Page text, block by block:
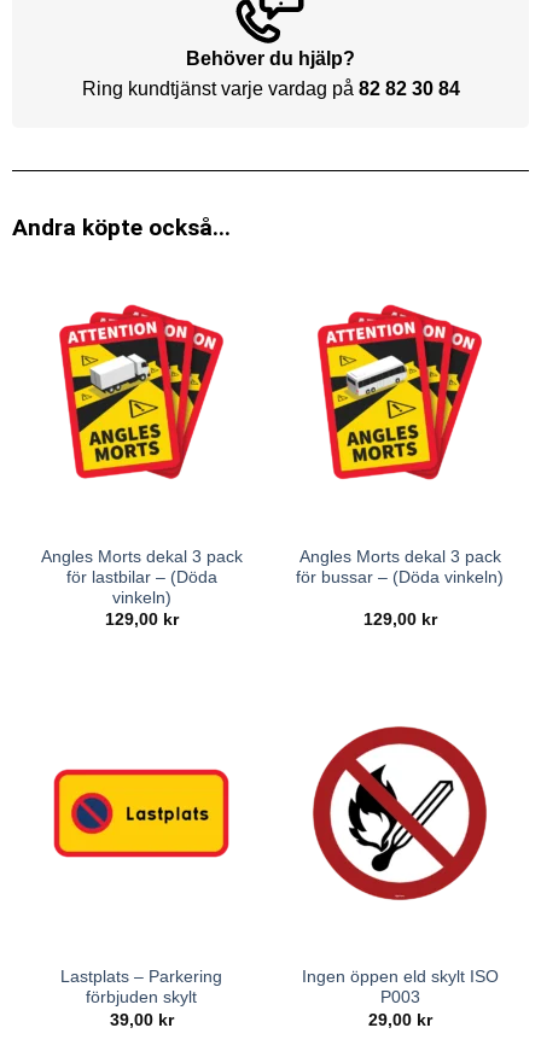
Behöver du hjälp?
Ring kundtjänst varje vardag på 82 82 30 84
Andra köpte också...
Angles Morts dekal 3 pack
för lastbilar – (Döda
vinkeln)
129,00 kr
Angles Morts dekal 3 pack
för bussar – (Döda vinkeln)
129,00 kr
Lastplats – Parkering
förbjuden skylt
39,00 kr
Ingen öppen eld skylt ISO
P003
29,00 kr